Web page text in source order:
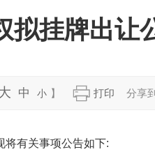
拟挂牌出让
中 小 】 打印 分享
将有关事项公告如下: